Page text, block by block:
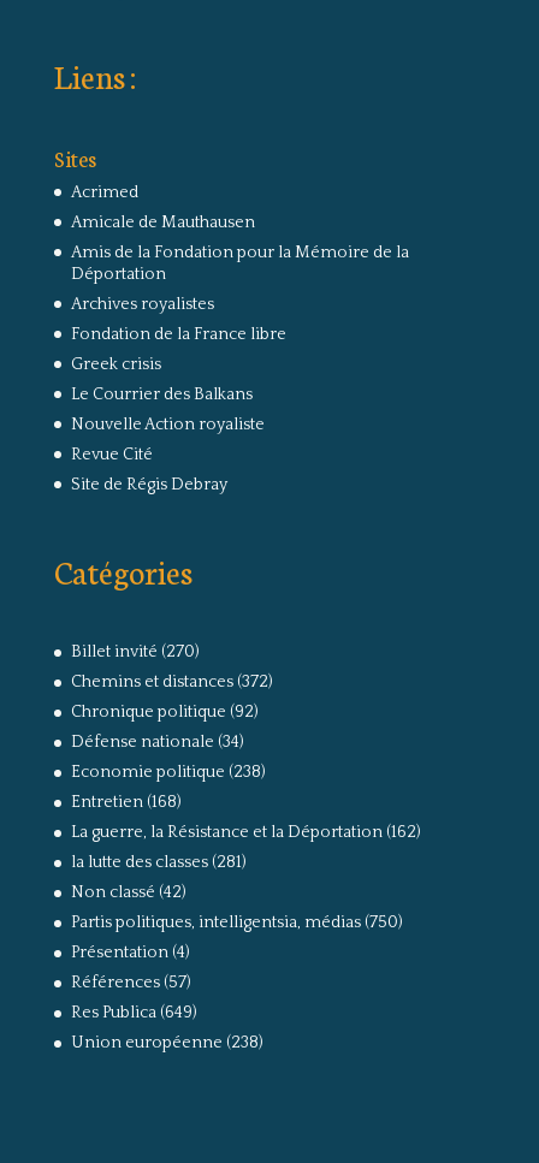
Liens :
Sites
Acrimed
Amicale de Mauthausen
Amis de la Fondation pour la Mémoire de la
Déportation
Archives royalistes
Fondation de la France libre
Greek crisis
Le Courrier des Balkans
Nouvelle Action royaliste
Revue Cité
Site de Régis Debray
Catégories
Billet invité (270)
Chemins et distances(372)
Chronique politique (92)
Défense nationale (34)
Economie politique (238)
Entretien(168)
La guerre, la Résistance et la Déportation(162)
la lutte des classes(281)
Non classé (42)
Partis politiques, intelligentsia, médias(750)
Présentation(4)
Références(57)
Res Publica(649)
Union européenne (238)